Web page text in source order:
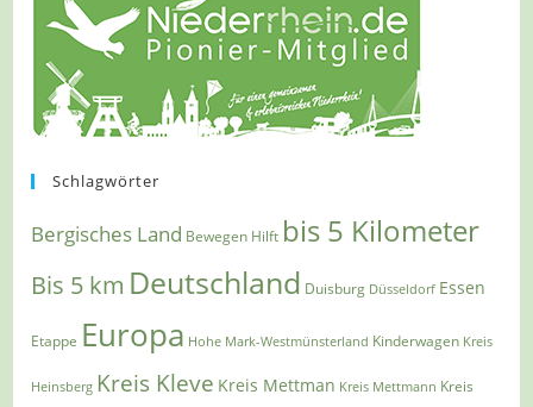
Schlagwörter
Bergisches Land Bewegen Hilft bis 5 Kilometer
Bis 5 km Deutschland Duisburg Düsseldorf Essen
Etappe Europa Hohe Mark-Westmünsterland Kinderwagen Kreis
Heinsberg Kreis Kleve Kreis Mettman Kreis Mettmann Kreis